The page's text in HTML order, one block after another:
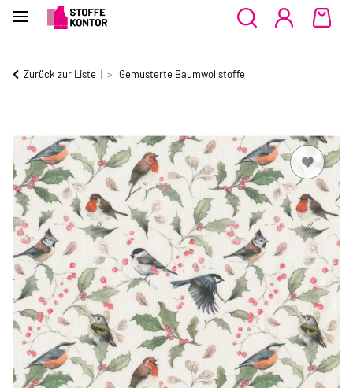
Zurück zur Liste Gemusterte Baumwollstoffe